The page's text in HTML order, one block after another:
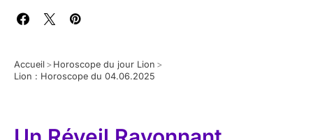
Accueil > Horoscope du jour Lion >
Lion : Horoscope du 04.06.2025